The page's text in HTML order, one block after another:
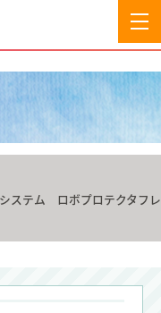
ステム ロボプロテクタフレ